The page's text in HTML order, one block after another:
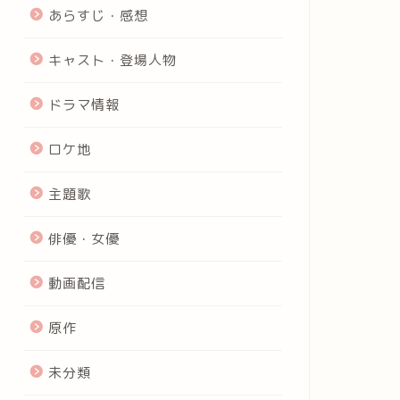
あらすじ・感想
キャスト・登場人物
ドラマ情報
ロケ地
主題歌
俳優・女優
動画配信
原作
未分類